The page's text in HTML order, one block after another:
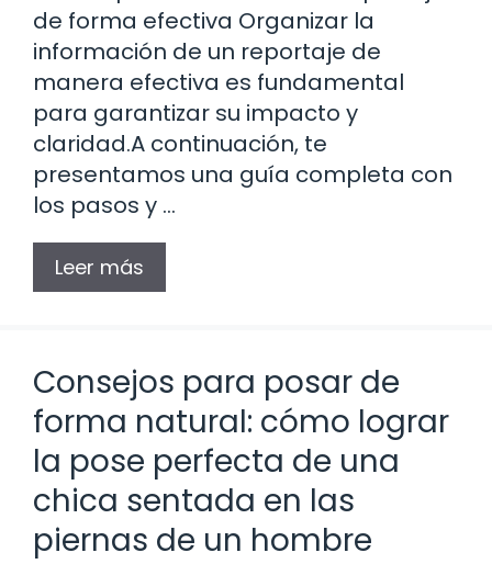
de forma efectiva Organizar la
información de un reportaje de
manera efectiva es fundamental
para garantizar su impacto y
claridad.A continuación, te
presentamos una guía completa con
los pasos y …
Leer más
Consejos para posar de
forma natural: cómo lograr
la pose perfecta de una
chica sentada en las
piernas de un hombre